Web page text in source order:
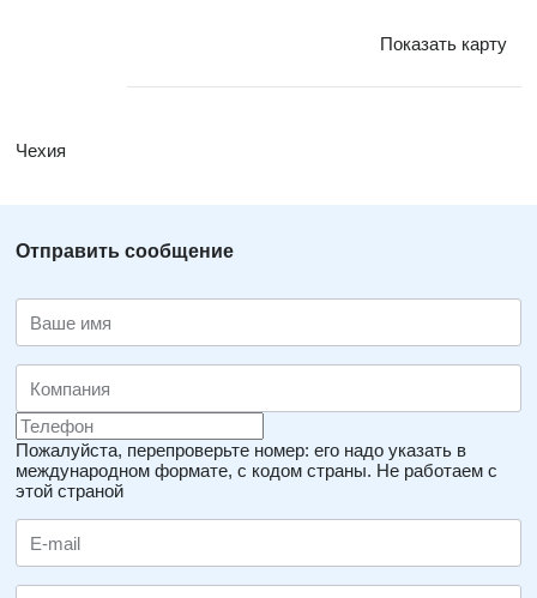
Показать карту
Чехия
Отправить сообщение
Пожалуйста, перепроверьте номер: его надо указать в
международном формате, с кодом страны. Не работаем с
этой страной